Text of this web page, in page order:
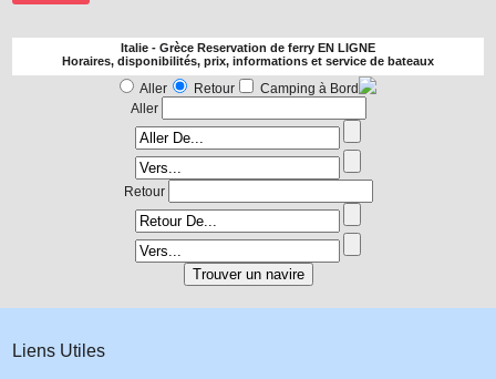
Italie - Grèce Reservation de ferry EN LIGNE
Horaires, disponibilités, prix, informations et service de bateaux
Aller Retour
Camping à Bord
Aller
Retour
Liens Utiles